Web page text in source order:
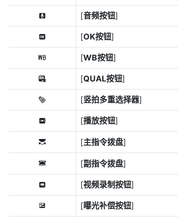
W [音频按钮]
p [OK按钮]
m [WB按钮]
B [QUAL按钮]
R [竖拍多重选择器]
q [播放按钮]
y [主指令拨盘]
3 [副指令拨盘]
z [视频录制按钮]
E [曝光补偿按钮]